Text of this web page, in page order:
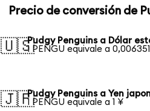
Precio de conversión de
🇺🇸Pudgy Penguins a Dólar
1 PENGU equivale a
🇯🇵Pudgy Penguins a Yen
1 PENGU equivale a 1 ¥